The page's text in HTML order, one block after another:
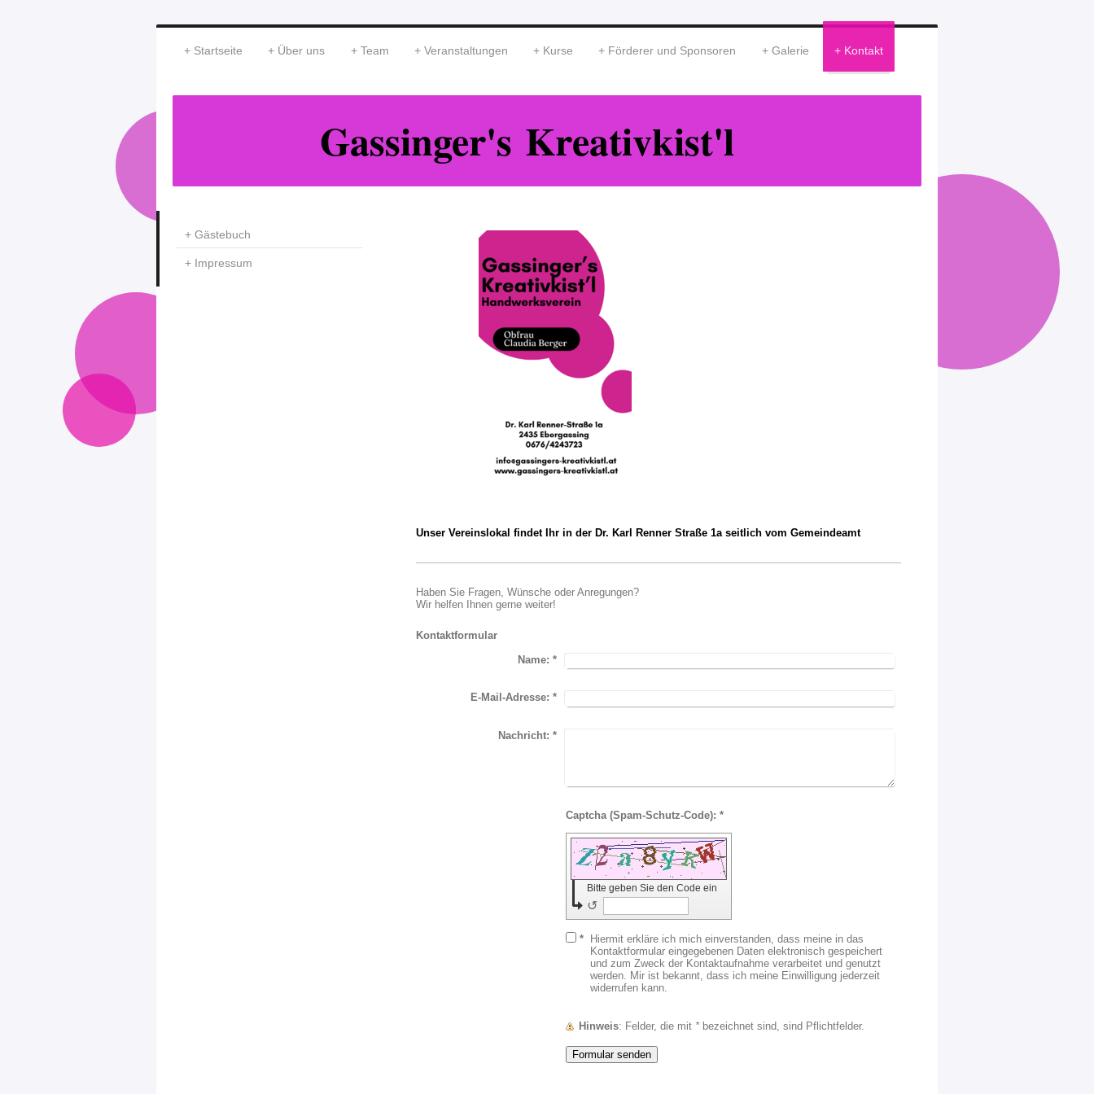
Startseite Über uns Team Veranstaltungen Kurse Förderer und Sponsoren Galerie Kontakt
Gassinger's Kreativkist'l
Unser Vereinslokal findet Ihr in der Dr. Karl Renner Straße 1a seitlich vom Gemeindeamt
Haben Sie Fragen, Wünsche oder Anregungen?
Wir helfen Ihnen gerne weiter!
Kontaktformular
Name: *
E-Mail-Adresse: *
Nachricht: *
Captcha (Spam-Schutz-Code): *
Bitte geben Sie den Code ein
↺
* Hiermit erkläre ich mich einverstanden, dass meine in das
Kontaktformular eingegebenen Daten elektronisch gespeichert
und zum Zweck der Kontaktaufnahme verarbeitet und genutzt
werden. Mir ist bekannt, dass ich meine Einwilligung jederzeit
widerrufen kann.
Hinweis : Felder, die mit *bezeichnet sind, sind Pflichtfelder.
Gästebuch
Impressum